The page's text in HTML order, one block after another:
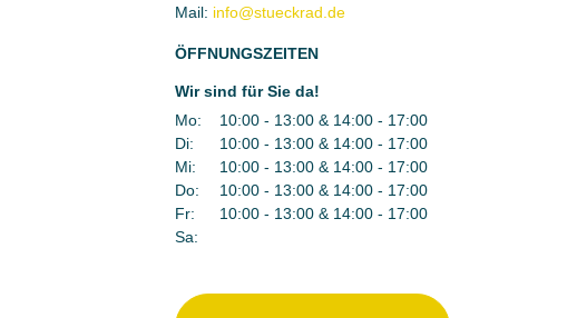
Mail:
ÖFFNUNGSZEITEN
Wir sind für Sie da!
Mo:
10:00 - 13:00 & 14:00 - 17:00
Di:
10:00 - 13:00 & 14:00 - 17:00
Mi:
10:00 - 13:00 & 14:00 - 17:00
Do:
10:00 - 13:00 & 14:00 - 17:00
Fr:
10:00 - 13:00 & 14:00 - 17:00
Sa: